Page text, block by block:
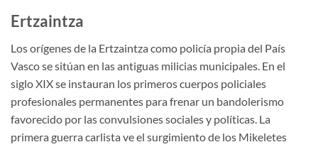
Ertzaintza
Los orígenes de la Ertzaintza como policía propia del País
Vasco se sitúan en las antiguas milicias municipales. En el
siglo XIX se instauran los primeros cuerpos policiales
profesionales permanentes para frenar un bandolerismo
favorecido por las convulsiones sociales y políticas. La
primera guerra carlista ve el surgimiento de los Mikeletes